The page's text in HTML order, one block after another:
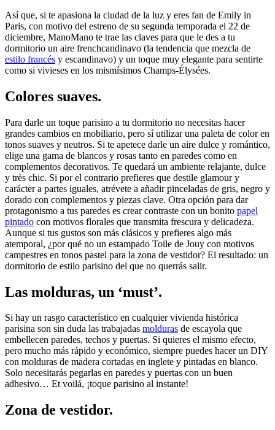
Así que, si te apasiona la ciudad de la luz y eres fan de Emily in
Paris, con motivo del estreno de su segunda temporada el 22 de
diciembre, ManoMano te trae las claves para que le des a tu
dormitorio un aire frenchcandinavo (la tendencia que mezcla de
estilo francés y escandinavo) y un toque muy elegante para sentirte
como si vivieses en los mismísimos Champs-Élysées.
Colores suaves.
Para darle un toque parisino a tu dormitorio no necesitas hacer
grandes cambios en mobiliario, pero sí utilizar una paleta de color en
tonos suaves y neutros. Si te apetece darle un aire dulce y romántico,
elige una gama de blancos y rosas tanto en paredes como en
complementos decorativos. Te quedará un ambiente relajante, dulce
y très chic. Si por el contrario prefieres que destile glamour y
carácter a partes iguales, atrévete a añadir pinceladas de gris, negro y
dorado con complementos y piezas clave. Otra opción para dar
protagonismo a tus paredes es crear contraste con un bonito papel
pintado con motivos florales que transmita frescura y delicadeza.
Aunque si tus gustos son más clásicos y prefieres algo más
atemporal, ¿por qué no un estampado Toile de Jouy con motivos
campestres en tonos pastel para la zona de vestidor? El resultado: un
dormitorio de estilo parisino del que no querrás salir.
Las molduras, un ‘must’.
Si hay un rasgo característico en cualquier vivienda histórica
parisina son sin duda las trabajadas molduras de escayola que
embellecen paredes, techos y puertas. Si quieres el mismo efecto,
pero mucho más rápido y económico, siempre puedes hacer un DIY
con molduras de madera cortadas en inglete y pintadas en blanco.
Solo necesitarás pegarlas en paredes y puertas con un buen
adhesivo… Et voilá, ¡toque parisino al instante!
Zona de vestidor.